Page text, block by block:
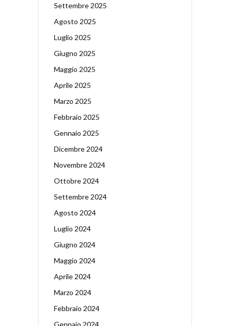
Settembre 2025
Agosto 2025
Luglio 2025
Giugno 2025
Maggio 2025
Aprile 2025
Marzo 2025
Febbraio 2025
Gennaio 2025
Dicembre 2024
Novembre 2024
Ottobre 2024
Settembre 2024
Agosto 2024
Luglio 2024
Giugno 2024
Maggio 2024
Aprile 2024
Marzo 2024
Febbraio 2024
Gennaio 2024